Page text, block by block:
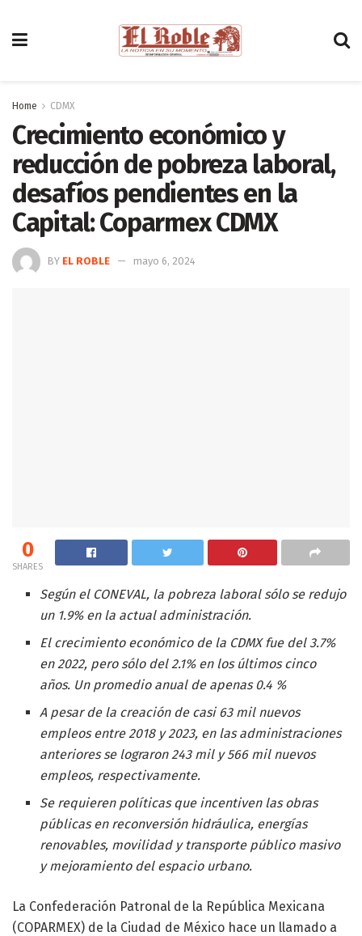
Home CDMX
Crecimiento económico y
reducción de pobreza laboral,
desafíos pendientes en la
Capital: Coparmex CDMX
BY EL ROBLE mayo 6, 2024
0
SHARES
Según el CONEVAL, la pobreza laboral sólo se redujo
un 1.9% en la actual administración.
El crecimiento económico de la CDMX fue del 3.7%
en 2022, pero sólo del 2.1% en los últimos cinco
años. Un promedio anual de apenas 0.4 %
A pesar de la creación de casi 63 mil nuevos
empleos entre 2018 y 2023, en las administraciones
anteriores se lograron 243 mil y 566 mil nuevos
empleos, respectivamente.
Se requieren políticas que incentiven las obras
públicas en reconversión hidráulica, energías
renovables, movilidad y transporte público masivo
y mejoramiento del espacio urbano.
La Confederación Patronal de la República Mexicana
(COPARMEX) de la Ciudad de México hace un llamado a